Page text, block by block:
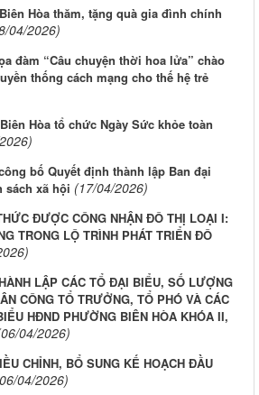
Hòa thăm, tặng quà gia đình chính
04/2026)
đàm “Câu chuyện thời hoa lửa” chào
thống cách mạng cho thế hệ trẻ
Hòa tổ chức Ngày Sức khỏe toàn
bố Quyết định thành lập Ban đại
sách xã hội (17/04/2026)
ĐƯỢC CÔNG NHẬN ĐÔ THỊ LOẠI I:
TRONG LỘ TRÌNH PHÁT TRIỂN ĐÔ
LẬP CÁC TỔ ĐẠI BIỂU, SỐ LƯỢNG
CÔNG TỔ TRƯỞNG, TỔ PHÓ VÀ CÁC
HĐND PHƯỜNG BIÊN HÒA KHÓA II,
04/2026)
CHỈNH, BỔ SUNG KẾ HOẠCH ĐẦU
04/2026)